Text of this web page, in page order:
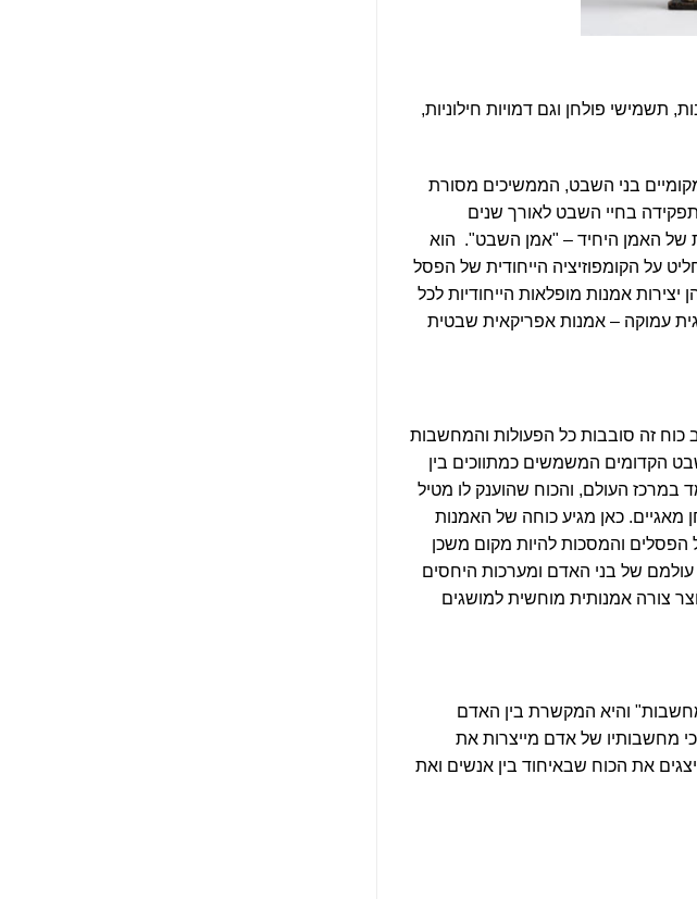
פולחן וגם דמויות חילוניות,
בני השבט, הממשיכים מסורת
בחיי השבט לאורך שנים
של האמן היחיד – "אמן השבט". הוא
על הקומפוזיציה הייחודית של הפסל
אמנות מופלאות הייחודיות לכל
עמוקה – אמנות אפריקאית שבטית
כוח זה סובבות כל הפעולות והמחשבות
הקדומים המשמשים כמתווכים בין
העולם, והכוח שהוענק לו מטיל
מאגיים. כאן מגיע כוחה של האמנות
והמסכות להיות מקום משכן
של בני האדם ומערכות היחסים
צורה אמנותית מוחשית למושגים
והיא המקשרת בין האדם
מחשבותיו של אדם מייצרות את
את הכוח שבאיחוד בין אנשים ואת